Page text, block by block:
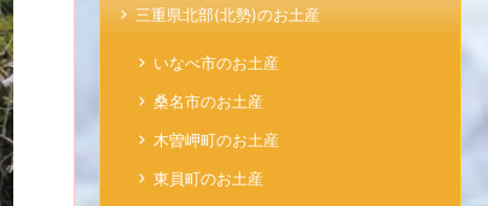
三重県北部(北勢)のお土産
いなべ市のお土産
桑名市のお土産
木曽岬町のお土産
東員町のお土産